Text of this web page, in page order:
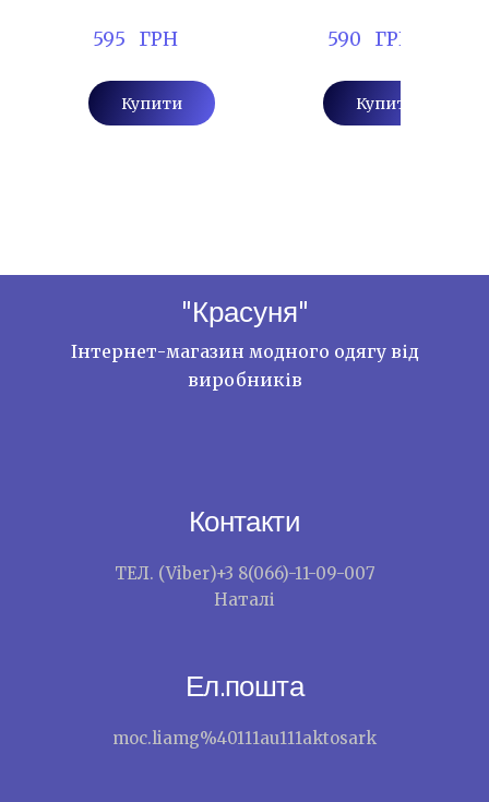
595   ГРН
Купити
590   ГРН
Купити
"Красуня"
Інтернет-магазин модного одягу від
виробників
Контакти
ТЕЛ. (Viber)+3 8(066)-11-09-007
Наталі
Ел.пошта
moc.liamg%40111au111aktosark